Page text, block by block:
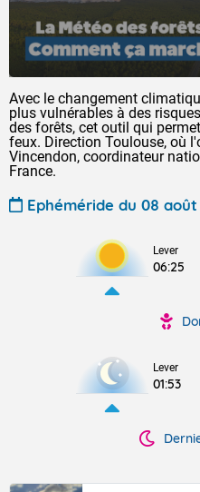
Avec le changement
plus vulnérables à des
des forêts, cet outil qui
feux. Direction Toulouse, où
Vincendon, coordinateur
France.
Ephéméride du 08 août
Lever
06:25
Lever
01:53